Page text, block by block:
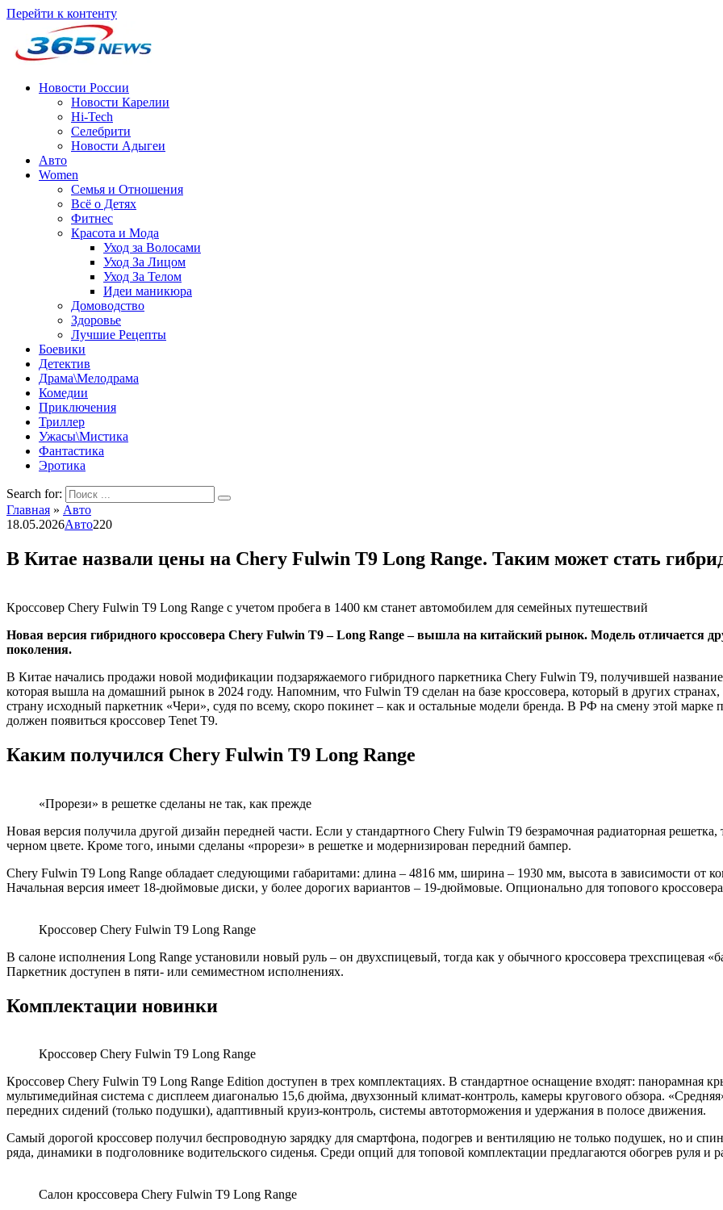
Перейти к контенту
Новости России
Новости Карелии
Hi-Tech
Селебрити
Новости Адыгеи
Авто
Women
Семья и Отношения
Всё о Детях
Фитнес
Красота и Мода
Уход за Волосами
Уход За Лицом
Уход За Телом
Идеи маникюра
Домоводство
Здоровье
Лучшие Рецепты
Боевики
Детектив
Драма\Мелодрама
Комедии
Приключения
Триллер
Ужасы\Мистика
Фантастика
Эротика
Search for:
Главная » Авто
18.05.2026Авто220
В Китае назвали цены на Chery Fulwin T9 Long Range. Таким может стать
Кроссовер Chery Fulwin T9 Long Range с учетом пробега в 1400 км станет автомобилем для семейных путешествий
Новая версия гибридного кроссовера Chery Fulwin T9 – Long Range – вышла на китайский рынок. Модель отличается
поколения.
В Китае начались продажи новой модификации подзаряжаемого гибридного паркетника Chery Fulwin T9, получившей
которая вышла на домашний рынок в 2024 году. Напомним, что Fulwin T9 сделан на базе кроссовера, который в других
страну исходный паркетник «Чери», судя по всему, скоро покинет – как и остальные модели бренда. В РФ на смену этой
должен появиться кроссовер Tenet T9.
Каким получился Chery Fulwin T9 Long Range
«Прорези» в решетке сделаны не так, как прежде
Новая версия получила другой дизайн передней части. Если у стандартного Chery Fulwin T9 безрамочная радиаторная
черном цвете. Кроме того, иными сделаны «прорези» в решетке и модернизирован передний бампер.
Chery Fulwin T9 Long Range обладает следующими габаритами: длина – 4816 мм, ширина – 1930 мм, высота в зависимости от
Начальная версия имеет 18-дюймовые диски, у более дорогих вариантов – 19-дюймовые. Опционально для топового
Кроссовер Chery Fulwin T9 Long Range
В салоне исполнения Long Range установили новый руль – он двухспицевый, тогда как у обычного кроссовера трехспицевая
Паркетник доступен в пяти- или семиместном исполнениях.
Комплектации новинки
Кроссовер Chery Fulwin T9 Long Range
Кроссовер Chery Fulwin T9 Long Range Edition доступен в трех комплектациях. В стандартное оснащение входят:
мультимедийная система с дисплеем диагональю 15,6 дюйма, двухзонный климат-контроль, камеры кругового обзора.
передних сидений (только подушки), адаптивный круиз-контроль, системы автоторможения и удержания в полосе движения.
Самый дорогой кроссовер получил беспроводную зарядку для смартфона, подогрев и вентиляцию не только подушек, но и
ряда, динамики в подголовнике водительского сиденья. Среди опций для топовой комплектации предлагаются обогрев руля и
Салон кроссовера Chery Fulwin T9 Long Range